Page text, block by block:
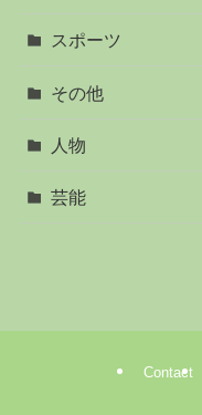
スポーツ
その他
人物
芸能
Contact